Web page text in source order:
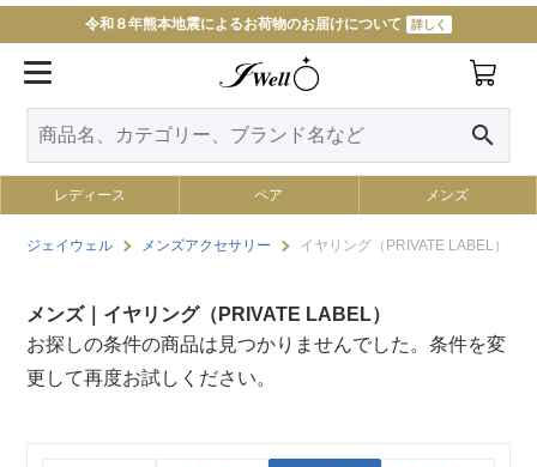
令和８年熊本地震によるお荷物のお届けについて 詳しく
search
レディース ペア メンズ
ジェイウェル メンズアクセサリー イヤリング（PRIVATE LABEL）
メンズ｜イヤリング（PRIVATE LABEL）
お探しの条件の商品は見つかりませんでした。条件を変
更して再度お試しください。